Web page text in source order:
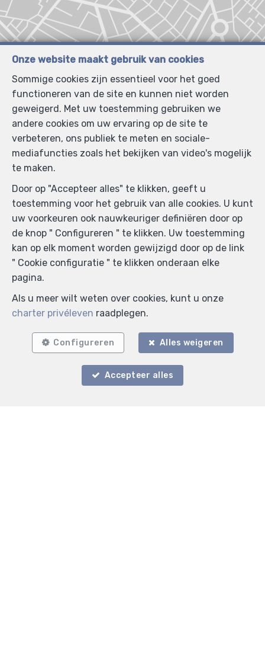
Zoek op de kaart
Onze website maakt gebruik van cookies
Sommige cookies zijn essentieel voor het goed
functioneren van de site en kunnen niet worden
geweigerd. Met uw toestemming gebruiken we
andere cookies om uw ervaring op de site te
verbeteren, ons publiek te meten en sociale-
mediafuncties zoals het bekijken van video's mogelijk
te maken.
Door op "Accepteer alles" te klikken, geeft u
toestemming voor het gebruik van alle cookies. U kunt
uw voorkeuren ook nauwkeuriger definiëren door op
de knop " Configureren " te klikken. Uw toestemming
kan op elk moment worden gewijzigd door op de link
" Cookie configuratie " te klikken onderaan elke
pagina.
Als u meer wilt weten over cookies, kunt u onze
charter privéleven raadplegen.
Configureren Alles weigeren
Accepteer alles